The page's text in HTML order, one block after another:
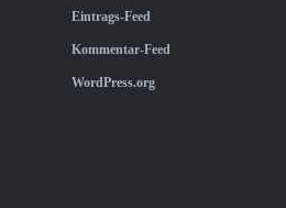
Eintrags-Feed
Kommentar-Feed
WordPress.org